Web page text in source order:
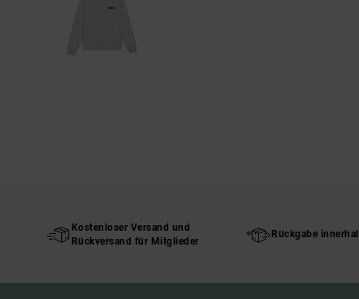
Kostenloser Versand und
Rückversand für Mitglieder
Rückgabe